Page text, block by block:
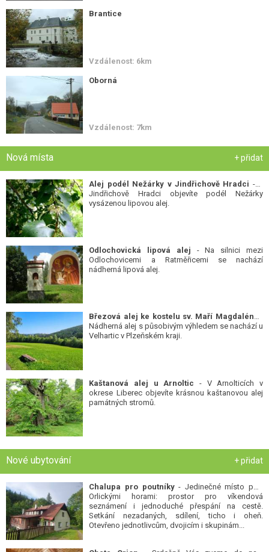
Brantice
Vzdálenost: 6km
Oborná
Vzdálenost: 7km
Nová místa + přidat
Alej podél Nežárky v Jindřichově Hradci - V
Jindřichově Hradci objevíte podél Nežárky
vysázenou lipovou alej.
Odlochovická lipová alej - Na silnici mezi
Odlochovicemi a Ratměřicemi se nachází
nádherná lipová alej.
Březová alej ke kostelu sv. Maří Magdalény-
Nádherná alej s působivým výhledem se nachází u
Velhartic v Plzeňském kraji.
Kaštanová alej u Arnoltic - V Arnolticích v
okrese Liberec objevíte krásnou kaštanovou alej
památných stromů.
Nové ubytování + přidat
Chalupa pro poutníky- Jedinečné místo pod
Orlickými horami: prostor pro víkendová
seznámení i jednoduché přespání na cestě.
Setkání nezadaných, sdílení, ticho i oheň.
Otevřeno jednotlivcům, dvojicím i skupinám...